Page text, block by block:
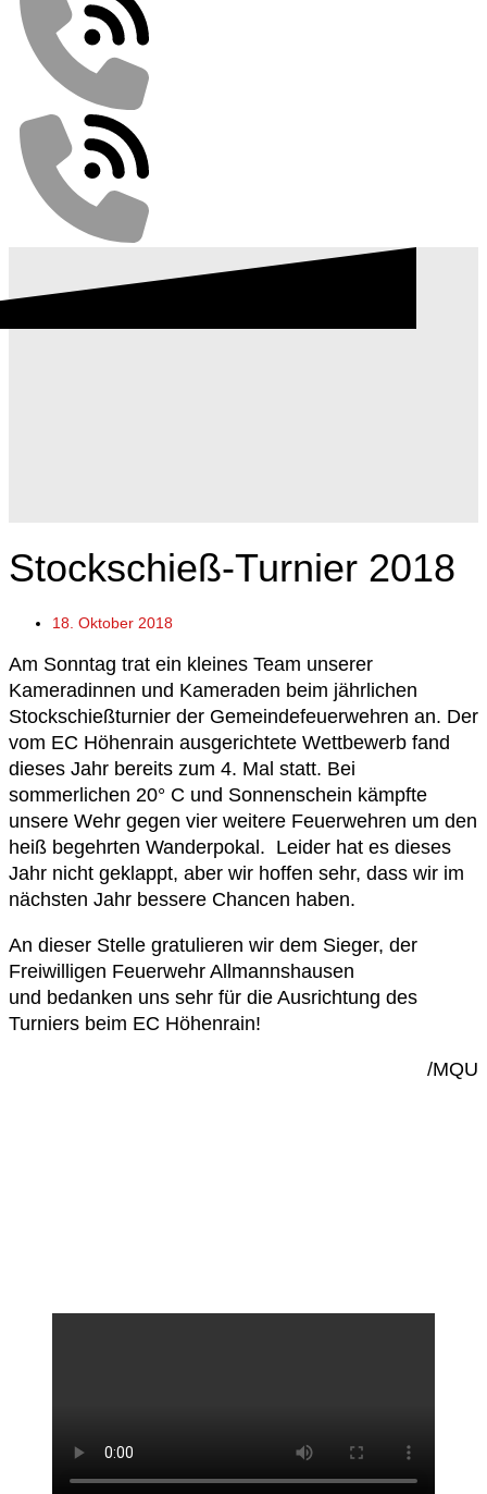
Stockschieß-Turnier 2018
18. Oktober 2018
Am Sonntag trat ein kleines Team unserer
Kameradinnen und Kameraden beim jährlichen
Stockschießturnier der Gemeindefeuerwehren an. Der
vom EC Höhenrain ausgerichtete Wettbewerb fand
dieses Jahr bereits zum 4. Mal statt. Bei
sommerlichen 20° C und Sonnenschein kämpfte
unsere Wehr gegen vier weitere Feuerwehren um den
heiß begehrten Wanderpokal. Leider hat es dieses
Jahr nicht geklappt, aber wir hoffen sehr, dass wir im
nächsten Jahr bessere Chancen haben.
An dieser Stelle gratulieren wir dem Sieger, der
Freiwilligen Feuerwehr Allmannshausen
und bedanken uns sehr für die Ausrichtung des
Turniers beim EC Höhenrain!
/MQU